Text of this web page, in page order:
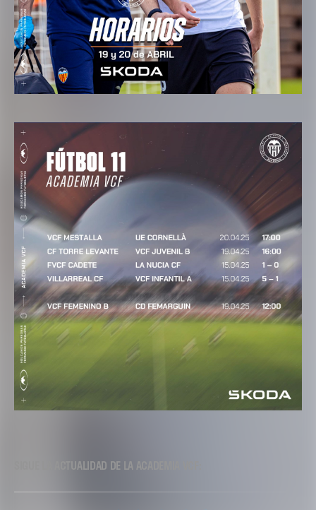
SIGUE LA ACTUALIDAD DE LA ACADEMIA VCF: